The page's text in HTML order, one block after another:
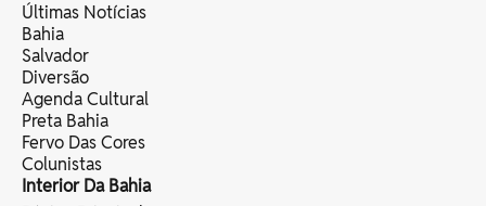
Últimas Notícias
Bahia
Salvador
Diversão
Agenda Cultural
Preta Bahia
Fervo Das Cores
Colunistas
Interior Da Bahia